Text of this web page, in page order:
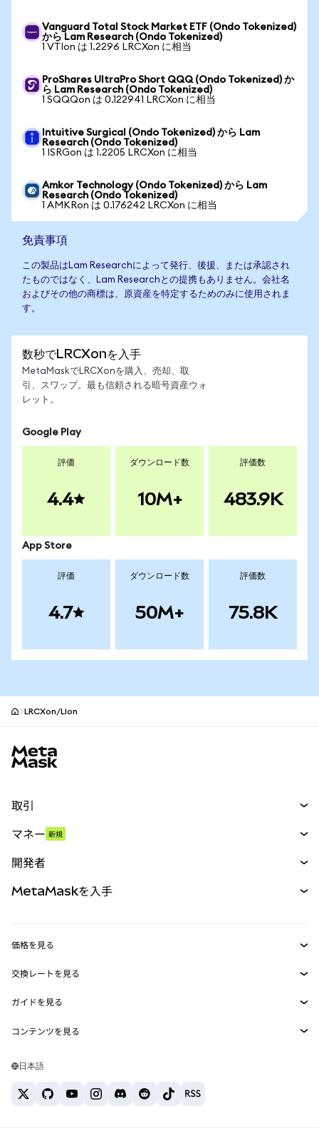
Vanguard Total Stock Market ETF (Ondo Tokenized)
から Lam Research (Ondo Tokenized)
1 VTIon は 1.2296 LRCXon に相当
ProShares UltraPro Short QQQ (Ondo Tokenized) か
ら Lam Research (Ondo Tokenized)
1 SQQQon は 0.122941 LRCXon に相当
Intuitive Surgical (Ondo Tokenized) から Lam
Research (Ondo Tokenized)
1 ISRGon は 1.2205 LRCXon に相当
Amkor Technology (Ondo Tokenized) から Lam
Research (Ondo Tokenized)
1 AMKRon は 0.176242 LRCXon に相当
免責事項
この製品はLam Researchによって発行、後援、または承認され
たものではなく、Lam Researchとの提携もありません。会社名
およびその他の商標は、原資産を特定するためのみに使用されま
す。
数秒でLRCXonを入手
MetaMaskでLRCXonを購入、売却、取
引、スワップ。最も信頼される暗号資産ウォ
レット。
Google Play
評価
4.4
ダウンロード数
10M+
評価数
483.9K
App Store
評価
4.7
ダウンロード数
50M+
評価数
75.8K
LRCXon/LIon
取引
パーペチュアル
RWA
マネー 新規
開発者
MetaMask Connect
Snaps
Web3サービス
MetaMaskを入手
セキュリティ
サポート
キャリア
お問い合わせ
価格を見る
イーサリアムの価格
Solanaの価格
Tetherの価格
交換レートを見る
ETH→USD
USDT→INR
BTC→INR
ETH→USDT
ガイドを見る
ETHの購入
USDTの購入
コンテンツを見る
Solanaウォレット
日本語